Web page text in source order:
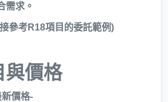
需求。
參考R18項目的委託範例)
與價格
價格-